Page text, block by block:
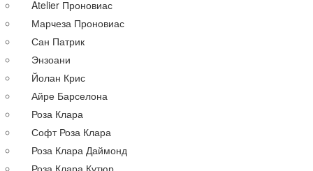
Прямые
Пышные
Короткие
А-силуэт
Греческие
Русалка
По году
По цене
Недорогие
Atelier Проновиас
Марчеза Проновиас
Сан Патрик
Энзоани
Йолан Крис
Айре Барселона
Роза Клара
Софт Роза Клара
Роза Клара Даймонд